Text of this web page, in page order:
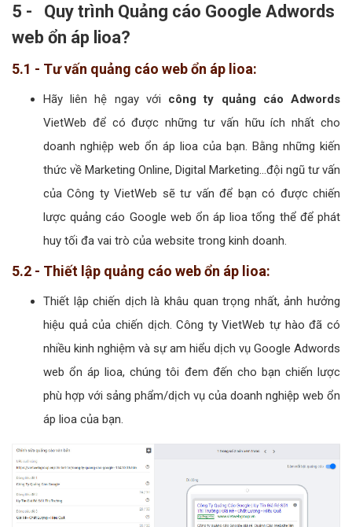
5 - Quy trình Quảng cáo Google Adwords
web ổn áp lioa?
5.1 - Tư vấn quảng cáo web ổn áp lioa:
Hãy liên hệ ngay với công ty quảng cáo Adwords
VietWeb để có được những tư vấn hữu ích nhất cho
doanh nghiệp web ổn áp lioa của bạn. Bằng những kiến
thức về Marketing Online, Digital Marketing...đội ngũ tư vấn
của Công ty VietWeb sẽ tư vấn để bạn có được chiến
lược quảng cáo Google web ổn áp lioa tổng thể để phát
huy tối đa vai trò của website trong kinh doanh.
5.2 - Thiết lập quảng cáo web ổn áp lioa:
Thiết lập chiến dịch là khâu quan trọng nhất, ảnh hưởng
hiệu quả của chiến dịch. Công ty VietWeb tự hào đã có
nhiều kinh nghiệm và sự am hiểu dịch vụ Google Adwords
web ổn áp lioa, chúng tôi đem đến cho bạn chiến lược
phù hợp với sảng phẩm/dịch vụ của doanh nghiệp web ổn
áp lioa của bạn.